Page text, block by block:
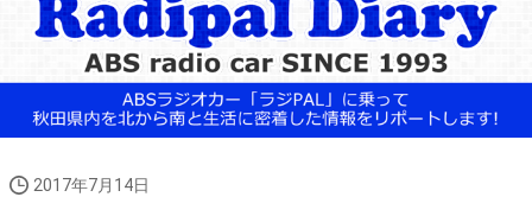
2017年7月14日